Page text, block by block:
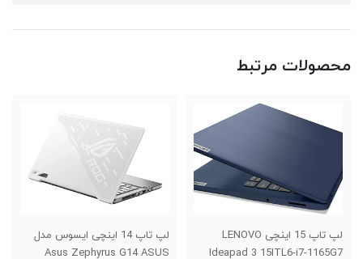
محصولات مرتبط
لپ تاپ 14 اینچی ایسوس مدل
Asus Zephyrus G14 ASUS
لپ تاپ ایسوس مدل Zenbook
Q407IQ